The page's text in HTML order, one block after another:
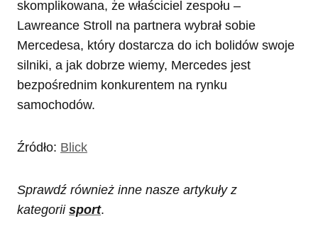
skomplikowana, że właściciel zespołu –
Lawreance Stroll na partnera wybrał sobie
Mercedesa, który dostarcza do ich bolidów swoje
silniki, a jak dobrze wiemy, Mercedes jest
bezpośrednim konkurentem na rynku
samochodów.
Źródło: Blick
Sprawdź również inne nasze artykuły z
kategorii sport.